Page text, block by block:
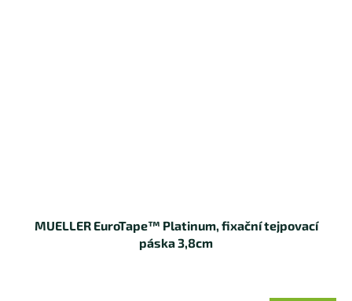
MUELLER EuroTape™ Platinum, fixační tejpovací
páska 3,8cm